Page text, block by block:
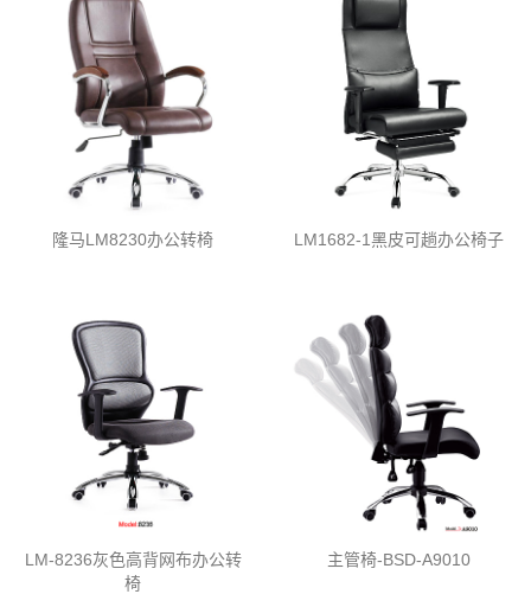
隆马LM8230办公转椅 LM1682-1黑皮可趟办公椅子
LM-8236灰色高背网布办公转
椅
主管椅-BSD-A9010